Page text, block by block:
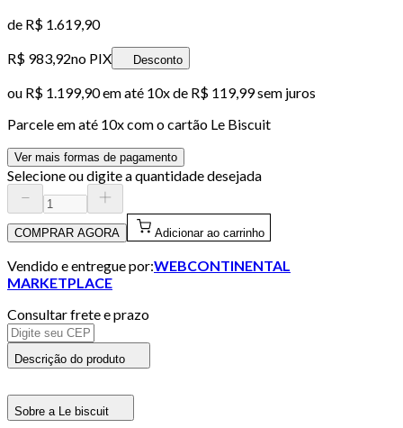
de R$ 1.619,90
R$ 983,92no PIX Desconto
ou R$ 1.199,90em até 10x de R$ 119,99 sem juros
Parcele em até 10x com o cartão Le Biscuit
Ver mais formas de pagamento
Selecione ou digite a quantidade desejada
COMPRAR AGORA Adicionar ao carrinho
Vendido e entregue por:WEBCONTINENTAL
MARKETPLACE
Consultar frete e prazo
Descrição do produto
Sobre a Le biscuit